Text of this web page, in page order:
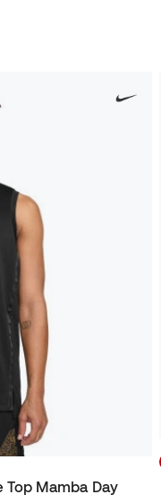
Mamba Day